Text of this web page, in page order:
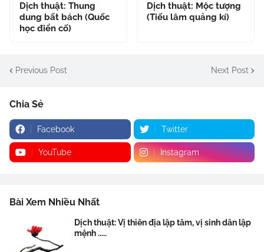
Dịch thuật: Thung
dung bất bách (Quốc
học điển cố)
Dịch thuật: Mộc tượng
(Tiếu lâm quảng kí)
Previous Post Next Post
Chia Sẻ
Facebook Twitter
YouTube Instagram
Bài Xem Nhiều Nhất
Dịch thuật: Vị thiên địa lập tâm, vị sinh dân lập
mệnh .....